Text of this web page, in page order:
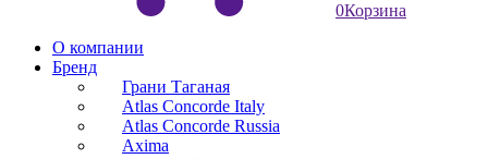
0Корзина
О компании
Бренд
Грани Таганая
Atlas Concorde Italy
Atlas Concorde Russia
Axima